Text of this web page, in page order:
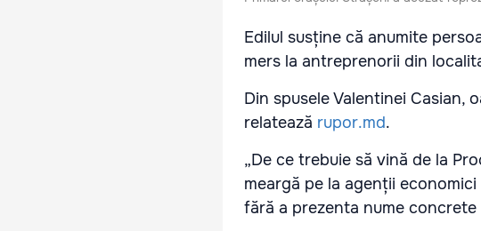
Edilul susține că anumite
mers la antreprenorii din
Din spusele Valentinei
relatează rupor.md.
„De ce trebuie să vină de la
meargă pe la agenții
fără a prezenta nume